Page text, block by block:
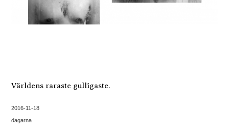
Världens raraste gulligaste.
2016-11-18
dagarna